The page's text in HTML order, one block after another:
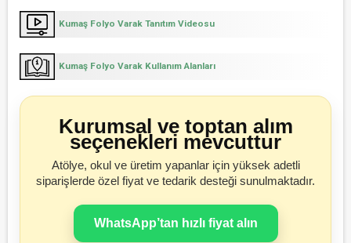
Kumaş Folyo Varak Tanıtım Videosu
Kumaş Folyo Varak Kullanım Alanları
Kurumsal ve toptan alım
seçenekleri mevcuttur
Atölye, okul ve üretim yapanlar için yüksek adetli
siparişlerde özel fiyat ve tedarik desteği sunulmaktadır.
WhatsApp’tan hızlı fiyat alın